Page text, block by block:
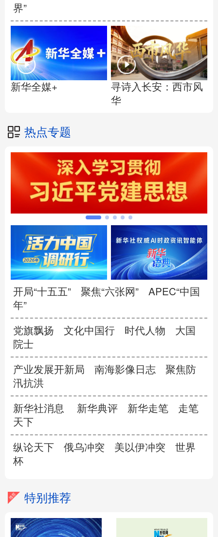
界”
新华全媒+
寻诗入长安：西市风
华
热点专题
开局“十五五” 聚焦“六张网”
APEC“中国
年”
党旗飘扬 文化中国行 时代人物
大国
院士
产业发展开新局 南海影像日志
聚焦防
汛抗洪
新华社消息 新华典评 新华走笔
走笔
天下
纵论天下 俄乌冲突 美以伊冲突
世界
杯
特别推荐